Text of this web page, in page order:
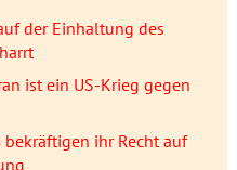
der Einhaltung des
ist ein US-Krieg gegen
ihr Recht auf